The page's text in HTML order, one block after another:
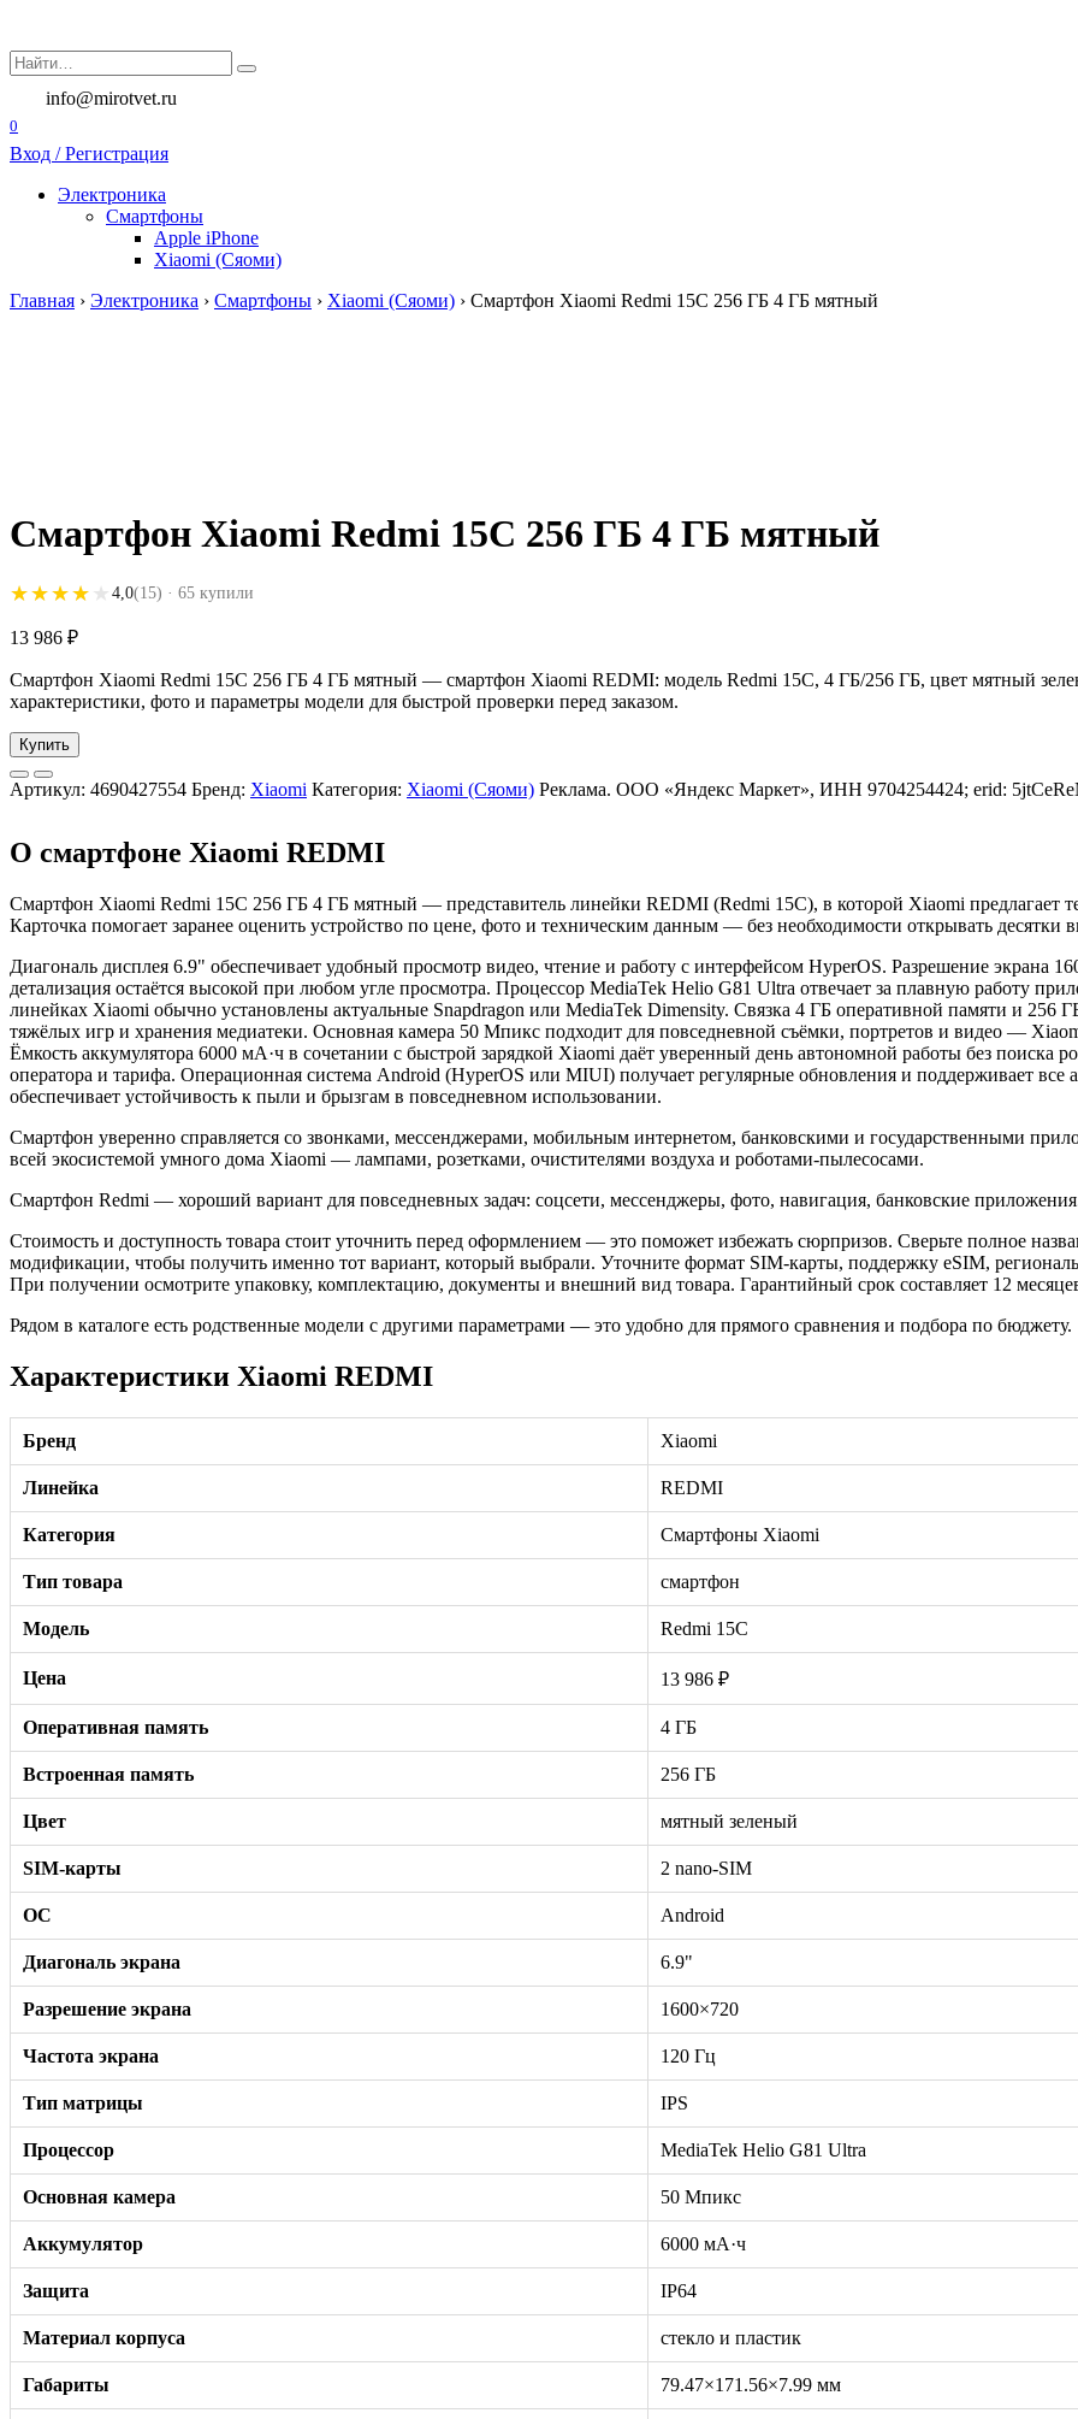
содержанию
Search
for:
info@mirotvet.ru
0
Вход / Регистрация
Электроника
Смартфоны
Apple iPhone
Xiaomi (Сяоми)
Главная › Электроника › Смартфоны › Xiaomi (Сяоми) › Смартфон Xiaomi Redmi 15C 256 ГБ 4 ГБ мятный
Смартфон Xiaomi Redmi 15C 256 ГБ 4 ГБ мятный
★★★★★
★★★★★ 4,0(15) · 65 купили
13 986 ₽
Смартфон Xiaomi Redmi 15C 256 ГБ 4 ГБ мятный — смартфон Xiaomi REDMI: модель Redmi 15C, 4 ГБ/256 ГБ, цвет мятный
характеристики, фото и параметры модели для быстрой проверки перед заказом.
Купить
Артикул: 4690427554 Бренд: Xiaomi Категория: Xiaomi (Сяоми) Реклама. ООО «Яндекс Маркет», ИНН 9704254424; erid:
О смартфоне Xiaomi REDMI
Смартфон Xiaomi Redmi 15C 256 ГБ 4 ГБ мятный — представитель линейки REDMI (Redmi 15C), в которой Xiaomi предлагает
Карточка помогает заранее оценить устройство по цене, фото и техническим данным — без необходимости открывать десятки
Диагональ дисплея 6.9" обеспечивает удобный просмотр видео, чтение и работу с интерфейсом HyperOS. Разрешение экрана
детализация остаётся высокой при любом угле просмотра. Процессор MediaTek Helio G81 Ultra отвечает за плавную работу
линейках Xiaomi обычно установлены актуальные Snapdragon или MediaTek Dimensity. Связка 4 ГБ оперативной памяти и 256
тяжёлых игр и хранения медиатеки. Основная камера 50 Мпикс подходит для повседневной съёмки, портретов и видео —
Ёмкость аккумулятора 6000 мА·ч в сочетании с быстрой зарядкой Xiaomi даёт уверенный день автономной работы без
оператора и тарифа. Операционная система Android (HyperOS или MIUI) получает регулярные обновления и поддерживает
обеспечивает устойчивость к пыли и брызгам в повседневном использовании.
Смартфон уверенно справляется со звонками, мессенджерами, мобильным интернетом, банковскими и государственными
всей экосистемой умного дома Xiaomi — лампами, розетками, очистителями воздуха и роботами-пылесосами.
Смартфон Redmi — хороший вариант для повседневных задач: соцсети, мессенджеры, фото, навигация, банковские
Стоимость и доступность товара стоит уточнить перед оформлением — это поможет избежать сюрпризов. Сверьте полное
модификации, чтобы получить именно тот вариант, который выбрали. Уточните формат SIM-карты, поддержку eSIM,
При получении осмотрите упаковку, комплектацию, документы и внешний вид товара. Гарантийный срок составляет 12
Рядом в каталоге есть родственные модели с другими параметрами — это удобно для прямого сравнения и подбора по бюджету.
Характеристики Xiaomi REDMI
Бренд Xiaomi
Линейка REDMI
Категория Смартфоны Xiaomi
Тип товара смартфон
Модель Redmi 15C
Цена 13 986 ₽
Оперативная память 4 ГБ
Встроенная память 256 ГБ
Цвет мятный зеленый
SIM-карты 2 nano-SIM
ОС Android
Диагональ экрана 6.9"
Разрешение экрана 1600×720
Частота экрана 120 Гц
Тип матрицы IPS
Процессор MediaTek Helio G81 Ultra
Основная камера 50 Мпикс
Аккумулятор 6000 мА·ч
Защита IP64
Материал корпуса стекло и пластик
Габариты 79.47×171.56×7.99 мм